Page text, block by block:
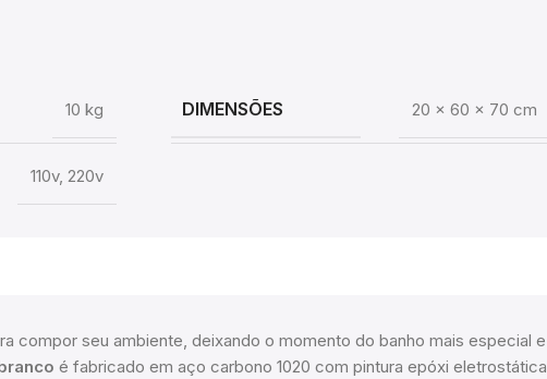
10 kg DIMENSÕES 20 × 60 × 70 cm
110v, 220v
compor seu ambiente, deixando o momento do banho mais especial e
é fabricado em aço carbono 1020 com pintura epóxi eletrostática